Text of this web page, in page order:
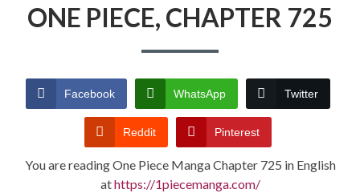
TERMS AND
CONDITIONS
ONE PIECE, CHAPTER 725
Facebook WhatsApp Twitter
Reddit Pinterest
You are reading One Piece Manga Chapter 725 in English
athttps://1piecemanga.com/